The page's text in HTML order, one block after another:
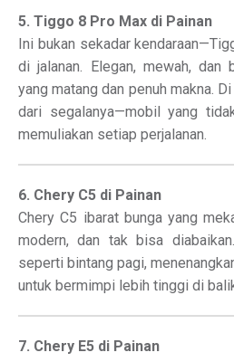
5. Tiggo 8 Pro Max di Painan
Ini bukan sekadar
di jalanan. Elegan, mewah, dan
yang matang dan penuh makna.
dari segalanya—mobil yang
memuliakan setiap perjalanan.
6. Chery C5 di Painan
Chery C5 ibarat bunga yang
modern, dan tak bisa
seperti bintang pagi,
untuk bermimpi lebih tinggi di
7. Chery E5 di Painan